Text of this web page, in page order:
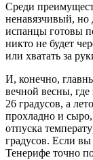
Среди
ненавязчивый, но
испанцы готовы
никто не будет
или хватать за
И, конечно,
вечной весны,
26 градусов, а
прохладно и
отпуска
градусов. Если
Тенерифе точно